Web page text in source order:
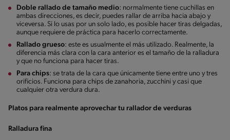
Doble rallado de tamaño medio: normalmente tiene cuchillas en
ambas direcciones, es decir, puedes rallar de arriba hacia abajo y
viceversa. Si lo usas por un solo lado, es posible hacer tiras delgadas,
aunque requiere de práctica para hacerlo correctamente.
Rallado grueso: este es usualmente el más utilizado. Realmente, la
diferencia más clara con la cara anterior es el tamaño de la ralladura
y que no funciona para hacer tiras.
Para chips: se trata de la cara que únicamente tiene entre uno y tres
orificios. Funciona para chips de zanahoria, zucchini y casi que
cualquier otra verdura dura.
Platos para realmente aprovechar tu rallador de verduras
Ralladura fina